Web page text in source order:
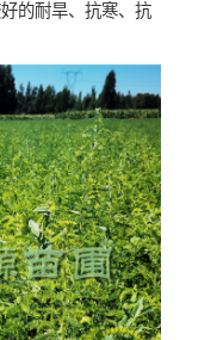
的耐旱、抗寒、抗